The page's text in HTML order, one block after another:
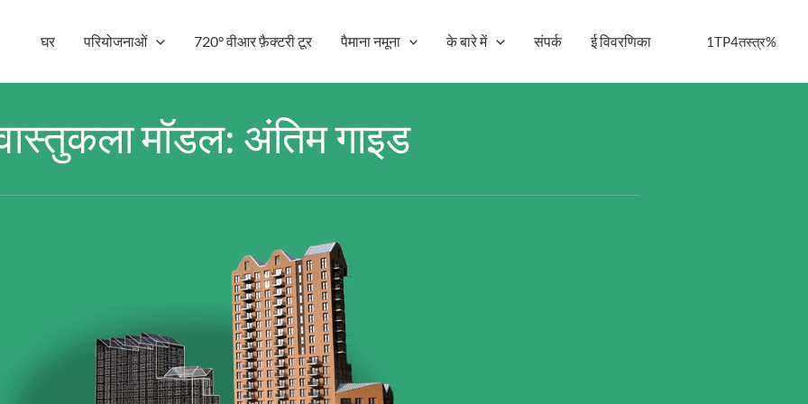
घर परियोजनाओं 720° वीआर फ़ैक्टरी टूर पैमाना नमूना के बारे में संपर्क ई विवरणिका 1TP4तस्त्र%
मॉडल: अंतिम गाइड